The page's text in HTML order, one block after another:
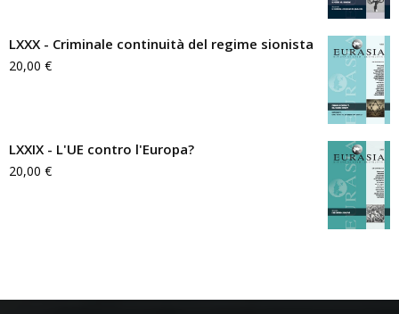
LXXX - Criminale continuità del regime sionista
20,00 €
LXXIX - L'UE contro l'Europa?
20,00 €